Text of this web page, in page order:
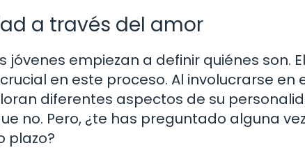
a través del amor
empiezan a definir quiénes son. El
en este proceso. Al involucrarse en
diferentes aspectos de su
no. Pero, ¿te has preguntado alguna
plazo?